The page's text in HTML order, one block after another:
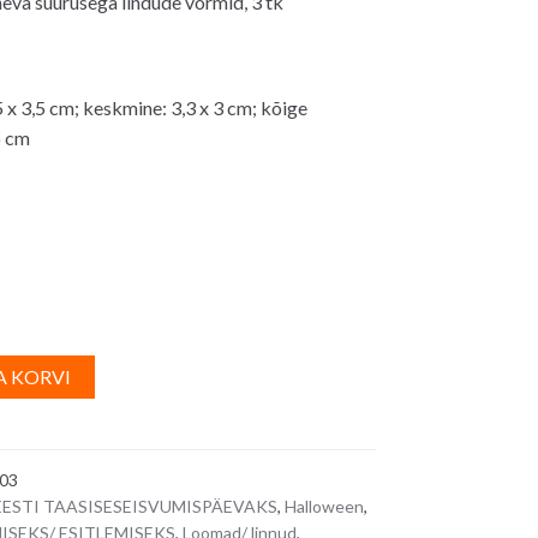
x 3,5 cm; keskmine: 3,3 x 3 cm; kõige
cm
KORVI
l
n
TAASISESEISVUMISPÄEVAKS, Halloween,
ESITLEMISEKS, Loomad/ linnud,